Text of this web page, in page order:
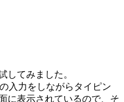
してみました。
入力をしながらタイピン
に表示されているので、そ